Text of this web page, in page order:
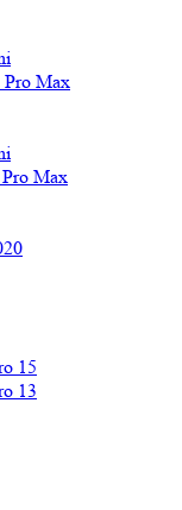
Pro Max
Max
15
13